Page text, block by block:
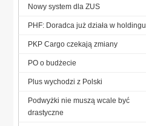
Nowy system dla ZUS
PHF: Doradca już działa w holdingu
PKP Cargo czekają zmiany
PO o budżecie
Plus wychodzi z Polski
Podwyżki nie muszą wcale być
drastyczne